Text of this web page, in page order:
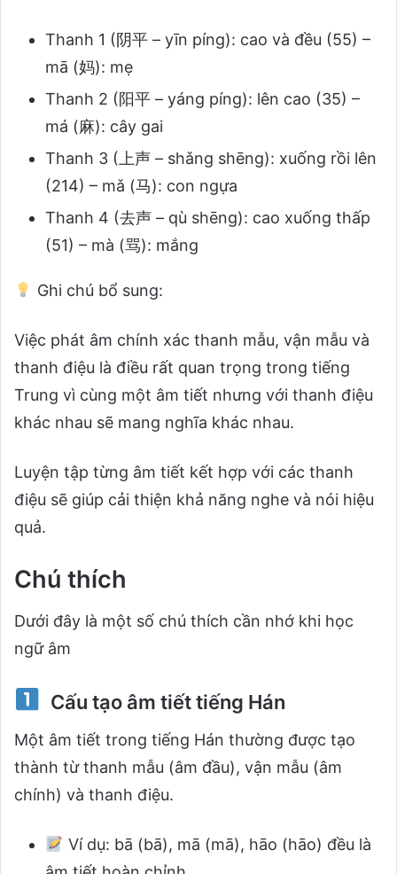
Thanh 1 (阴平 – yīn píng): cao và đều (55) –
mā (妈): mẹ
Thanh 2 (阳平 – yáng píng): lên cao (35) –
má (麻): cây gai
Thanh 3 (上声 – shǎng shēng): xuống rồi lên
(214) – mǎ (马): con ngựa
Thanh 4 (去声 – qù shēng): cao xuống thấp
(51) – mà (骂): mắng
Ghi chú bổ sung:
Việc phát âm chính xác thanh mẫu, vận mẫu và
thanh điệu là điều rất quan trọng trong tiếng
Trung vì cùng một âm tiết nhưng với thanh điệu
khác nhau sẽ mang nghĩa khác nhau.
Luyện tập từng âm tiết kết hợp với các thanh
điệu sẽ giúp cải thiện khả năng nghe và nói hiệu
quả.
Chú thích
Dưới đây là một số chú thích cần nhớ khi học
ngữ âm
Cấu tạo âm tiết tiếng Hán
Một âm tiết trong tiếng Hán thường được tạo
thành từ thanh mẫu (âm đầu), vận mẫu (âm
chính) và thanh điệu.
Ví dụ: bā (bā), mā (mā), hāo (hāo) đều là